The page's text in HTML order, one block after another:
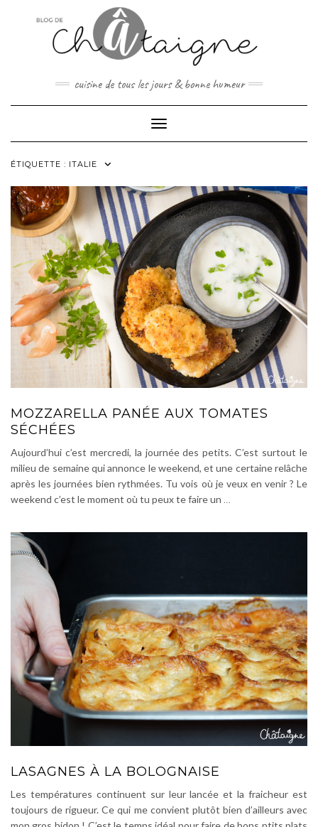
cuisine de tous les jours & bonne humeur
Toggle Navigation
ÉTIQUETTE : ITALIE
MOZZARELLA PANÉE AUX TOMATES
SÉCHÉES
Aujourd’hui c’est mercredi, la journée des petits. C’est surtout le
milieu de semaine qui annonce le weekend, et une certaine relâche
après les journées bien rythmées. Tu vois où je veux en venir ? Le
weekend c’est le moment où tu peux te faire un …
LASAGNES À LA BOLOGNAISE
Les températures continuent sur leur lancée et la fraicheur est
toujours de rigueur. Ce qui me convient plutôt bien d’ailleurs avec